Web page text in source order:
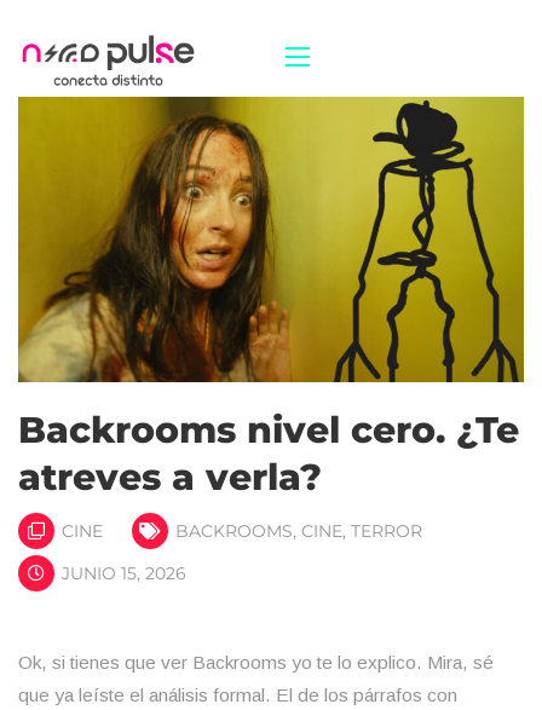
Backrooms nivel cero. ¿Te
atreves a verla?
CINE BACKROOMS, CINE, TERROR
JUNIO 15, 2026
Ok, si tienes que ver Backrooms yo te lo explico. Mira, sé
que ya leíste el análisis formal. El de los párrafos con